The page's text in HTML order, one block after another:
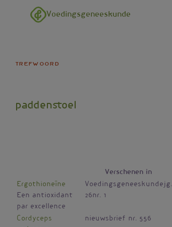
Overslaan en naar de inhoud gaan
Voedingsgeneeskunde
trefwoord
paddenstoel
Verschenen in
Ergothioneïne
Een antioxidant
par excellence
Voedingsgeneeskundejg.
26nr. 1
Cordyceps
nieuwsbrief nr. 556